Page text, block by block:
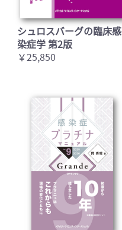
シュロスバーグの臨床感
染症学 第2版
￥25,850